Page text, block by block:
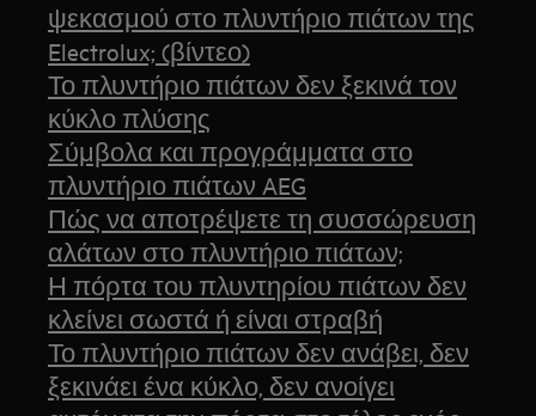
ψεκασμού στο πλυντήριο πιάτων της
Electrolux; (βίντεο)
Το πλυντήριο πιάτων δεν ξεκινά τον
κύκλο πλύσης
Σύμβολα και προγράμματα στο
πλυντήριο πιάτων AEG
Πώς να αποτρέψετε τη συσσώρευση
αλάτων στο πλυντήριο πιάτων;
Η πόρτα του πλυντηρίου πιάτων δεν
κλείνει σωστά ή είναι στραβή
Το πλυντήριο πιάτων δεν ανάβει, δεν
ξεκινάει ένα κύκλο, δεν ανοίγει